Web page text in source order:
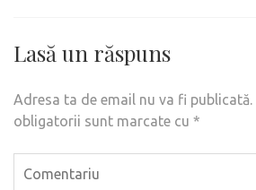
Lasă un răspuns
Adresa ta de email nu va fi publicată.
obligatorii sunt marcate cu *